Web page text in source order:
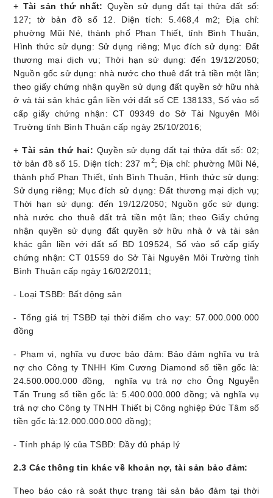
+ Tài sản thứ nhất: Quyền sử dụng đất tại thửa đất số:
127; tờ bản đồ số 12. Diện tích: 5.468,4 m2; Địa chỉ:
phường Mũi Né, thành phố Phan Thiết, tỉnh Bình Thuận,
Hình thức sử dụng: Sử dụng riêng; Mục đích sử dụng: Đất
thương mại dịch vụ; Thời hạn sử dụng: đến 19/12/2050;
Nguồn gốc sử dụng: nhà nước cho thuê đất trả tiền một lần;
theo giấy chứng nhận quyền sử dụng đất quyền sở hữu nhà
ở và tài sản khác gắn liền với đất số CE 138133, Số vào sổ
cấp giấy chứng nhận: CT 09349 do Sở Tài Nguyên Môi
Trường tỉnh Bình Thuận cấp ngày 25/10/2016;
+Tài sản thứ hai: Quyền sử dụng đất tại thửa đất số: 02;
tờ bản đồ số 15. Diện tích: 237 m2; Địa chỉ: phường Mũi Né,
thành phố Phan Thiết, tỉnh Bình Thuận, Hình thức sử dụng:
Sử dụng riêng; Mục đích sử dụng: Đất thương mại dịch vụ;
Thời hạn sử dụng: đến 19/12/2050; Nguồn gốc sử dụng:
nhà nước cho thuê đất trả tiền một lần; theo Giấy chứng
nhận quyền sử dụng đất quyền sở hữu nhà ở và tài sản
khác gắn liền với đất số BD 109524, Số vào sổ cấp giấy
chứng nhận: CT 01559 do Sở Tài Nguyên Môi Trường tỉnh
Bình Thuận cấp ngày 16/02/2011;
- Loại TSBĐ: Bất động sản
- Tổng giá trị TSBĐ tại thời điểm cho vay: 57.000.000.000
đồng
- Phạm vi, nghĩa vụ được bảo đảm: Bảo đảm nghĩa vụ trả
nợ cho Công ty TNHH Kim Cương Diamond số tiền gốc là:
24.500.000.000 đồng, nghĩa vụ trả nợ cho Ông Nguyễn
Tấn Trung số tiền gốc là: 5.400.000.000 đồng; và nghĩa vụ
trả nợ cho Công ty TNHH Thiết bị Công nghiệp Đức Tâm số
tiền gốc là:12.000.000.000 đồng);
- Tính pháp lý của TSBĐ: Đầy đủ pháp lý
2.3 Các thông tin khác về khoản nợ, tài sản bảo đảm:
Theo báo cáo rà soát thực trạng tài sản bảo đảm tại thời